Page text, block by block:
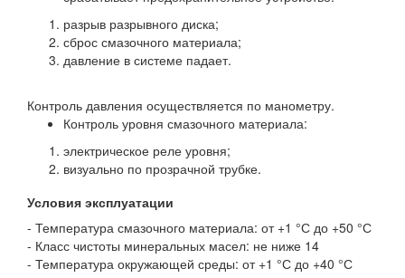
разрыв разрывного диска;
сброс смазочного материала;
давление в системе падает.
Контроль давления осуществляется по манометру.
Контроль уровня смазочного материала:
электрическое реле уровня;
визуально по прозрачной трубке.
Условия эксплуатации
- Температура смазочного материала: от +1 °С до +50 °С
- Класс чистоты минеральных масел: не ниже 14
- Температура окружающей среды: от +1 °С до +40 °С